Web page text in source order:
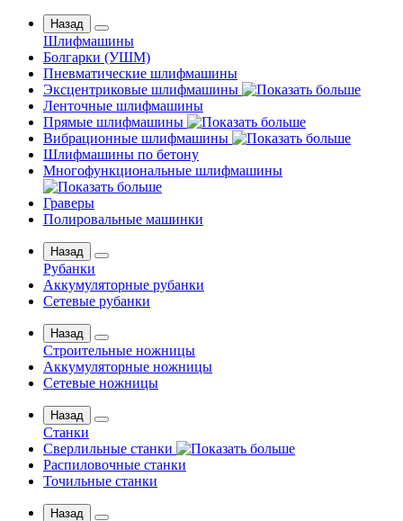
Назад
Шлифмашины
Бoлгаpки (УШM)
Пневматические шлифмашины
Эксцентриковые шлифмашины
Ленточные шлифмашины
Прямые шлифмашины
Вибрационные шлифмашины
Шлифмашины по бетону
Многофункциональные шлифмашины
Граверы
Полировальные машинки
Назад
Рубанки
Аккумуляторные рубанки
Сетевые рубанки
Назад
Строительные ножницы
Аккумуляторные ножницы
Сетевые ножницы
Назад
Станки
Сверлильные станки
Распиловочные станки
Точильные станки
Назад